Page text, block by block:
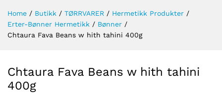
Home / Butikk / TØRRVARER / Hermetikk Produkter /
Erter-Bønner Hermetikk / Bønner /
Chtaura Fava Beans w hith tahini 400g
Chtaura Fava Beans w hith tahini
400g